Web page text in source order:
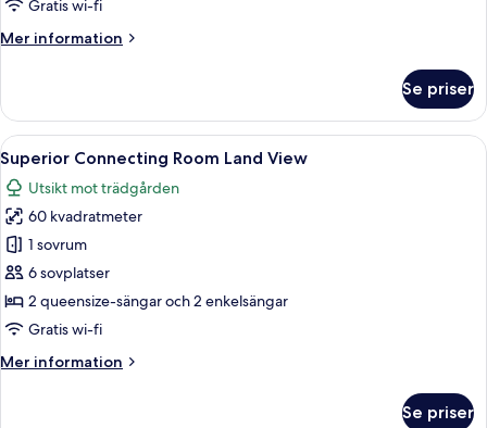
Gratis wi-fi
Mer information
Mer
with
Outdoor
Whirlpool
Se priser
Öppna
alla
foton
för
Superior
Connecting
Room
Land
Ett sovrum med en säng, ett
7
Superior Connecting Room Land View
Utsikt mot trädgården
60 kvadratmeter
1 sovrum
6 sovplatser
2 queensize-sängar och 2 enkelsängar
Gratis wi-fi
Mer information
Mer
Se priser